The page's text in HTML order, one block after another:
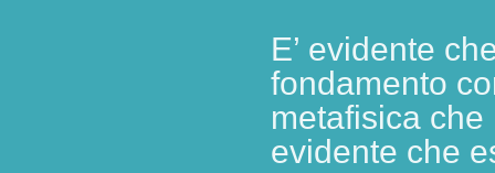
E’ evidente
fondamento
metafisica
evidente che